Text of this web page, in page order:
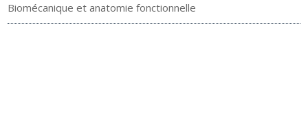
Biomécanique et anatomie fonctionnelle